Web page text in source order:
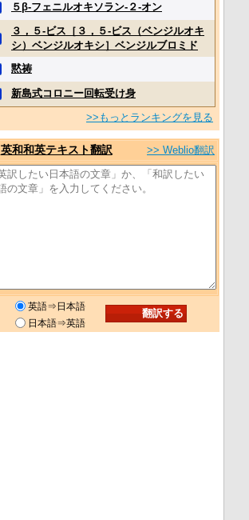
５β‐フェニルオキソラン‐２‐オン
３，５‐ビス［３，５‐ビス（ベンジルオキ
シ）ベンジルオキシ］ベンジルブロミド
黙祷
新島式コロニー回転受け身
>>もっとランキングを見る
英和和英テキスト翻訳 >> Weblio翻訳
英語⇒日本語
日本語⇒英語